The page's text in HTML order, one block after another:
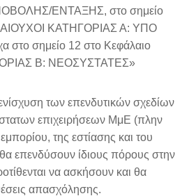
ΕΝΤΑΞΗΣ, στο σημείο
ΚΑΤΗΓΟΡΙΑΣ Α: ΥΠΟ
στο σημείο 12 στο Κεφάλαιο
Β: ΝΕΟΣΥΣΤΑΤΕΣ»
των επενδυτικών σχεδίων
επιχειρήσεων ΜμΕ (πλην
της εστίασης και του
επενδύσουν ίδιους πόρους στην
να ασκήσουν και θα
απασχόλησης.